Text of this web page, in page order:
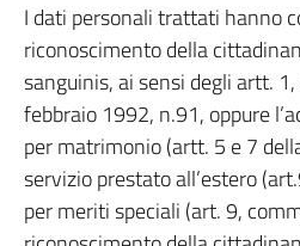
I dati personali trattati hanno
riconoscimento della
sanguinis, ai sensi degli artt.
febbraio 1992, n.91, oppure
per matrimonio (artt. 5 e 7
servizio prestato all’estero
per meriti speciali (art. 9,